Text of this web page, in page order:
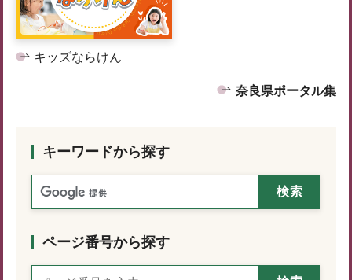
キッズならけん
奈良県ポータル集
キーワードから探す
ページ番号から探す